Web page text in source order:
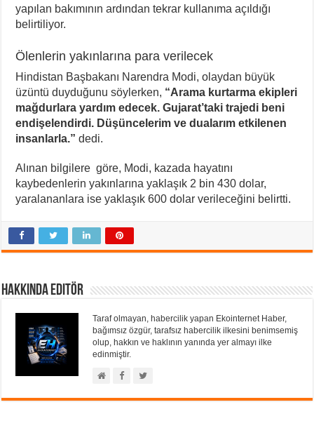
yapılan bakımının ardından tekrar kullanıma açıldığı
belirtiliyor.
Ölenlerin yakınlarına para verilecek
Hindistan Başbakanı Narendra Modi, olaydan büyük
üzüntü duyduğunu söylerken, “Arama kurtarma ekipleri
mağdurlara yardım edecek. Gujarat’taki trajedi beni
endişelendirdi. Düşüncelerim ve dualarım etkilenen
insanlarla.” dedi.
Alınan bilgilere göre, Modi, kazada hayatını
kaybedenlerin yakınlarına yaklaşık 2 bin 430 dolar,
yaralananlara ise yaklaşık 600 dolar verileceğini belirtti.
Hakkında Editör
Taraf olmayan, habercilik yapan Ekointernet Haber,
bağımsız özgür, tarafsız habercilik ilkesini benimsemiş
olup, hakkın ve haklının yanında yer almayı ilke
edinmiştir.